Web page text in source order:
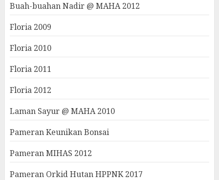
Buah-buahan Nadir @ MAHA 2012
Floria 2009
Floria 2010
Floria 2011
Floria 2012
Laman Sayur @ MAHA 2010
Pameran Keunikan Bonsai
Pameran MIHAS 2012
Pameran Orkid Hutan HPPNK 2017